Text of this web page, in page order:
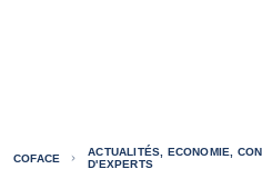
COFACE
ACTUALITÉS, ECONOMIE,
D'EXPERTS